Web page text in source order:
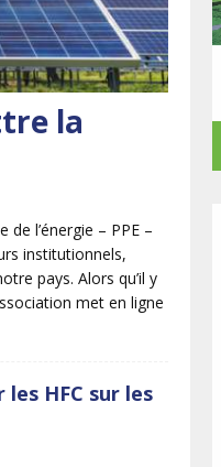
la
l’énergie – PPE –
institutionnels,
pays. Alors qu’il y
met en ligne
HFC sur les